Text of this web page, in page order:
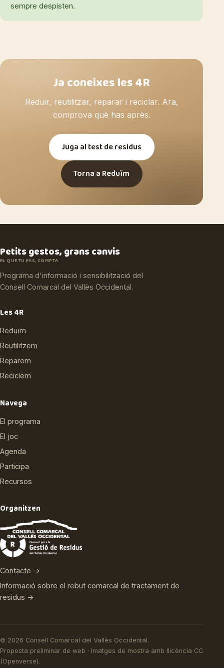
sempre despisten.
Ja coneixes les 4R
Reduir, reutilitzar, reparar i reciclar. Ara,
comprova què has après.
Juga al test de residus
Torna a Reduïm
Petits gestos, grans canvis
EL QUE TU FAS, COMPTA.
Programa d'informació i sensibilització del
Consell Comarcal del Vallès Occidental.
Les 4R
Reduïm
Reutilitzem
Reparem
Reciclem
Navega
El programa
El joc
Agenda
Participa
Recursos
Organitzen
Contacte →
Informació sobre el rebut comarcal de tractament de
residus →
© 2026 Consell Comarcal del Vallès Occidental.
Proposta preliminar de web · Imatges de mostra amb llicència CC
(Openverse).